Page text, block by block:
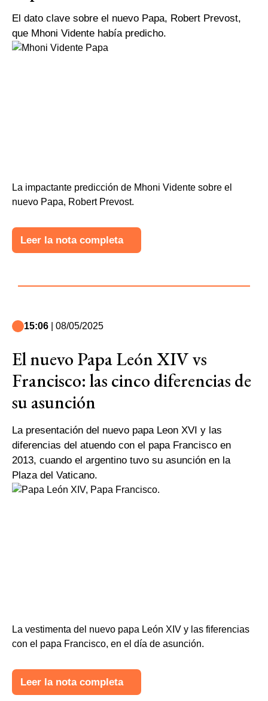
El dato clave sobre el nuevo Papa, Robert Prevost,
que Mhoni Vidente había predicho.
La impactante predicción de Mhoni Vidente sobre el
nuevo Papa, Robert Prevost.
Leer la nota completa
15:06 | 08/05/2025
El nuevo Papa León XIV vs
Francisco: las cinco diferencias de
su asunción
La presentación del nuevo papa Leon XVI y las
diferencias del atuendo con el papa Francisco en
2013, cuando el argentino tuvo su asunción en la
Plaza del Vaticano.
La vestimenta del nuevo papa León XIV y las fiferencias
con el papa Francisco, en el día de asunción.
Leer la nota completa